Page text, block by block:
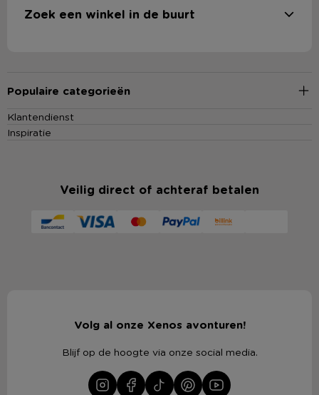
Zoek een winkel in de buurt
Populaire categorieën
Klantendienst
Inspiratie
Veilig direct of achteraf betalen
Volg al onze Xenos avonturen!
Blijf op de hoogte via onze social media.